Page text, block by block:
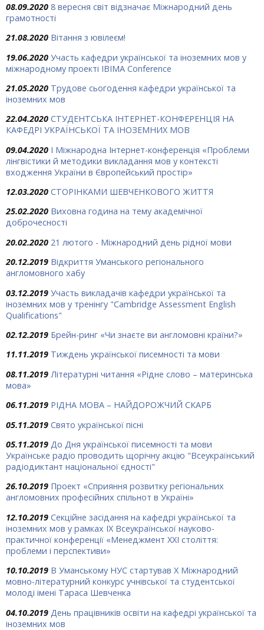
08.09.2020 8 вересня світ відзначає Міжнародний день
грамотності
21.08.2020 Вітання з ювілеєм!
19.06.2020 Участь кафедри української та іноземних мов у
міжнародному проекті IBIMA Conference
21.05.2020 Трудове сьогодення кафедри української та
іноземних мов
22.04.2020 СТУДЕНТСЬКА ІНТЕРНЕТ-КОНФЕРЕНЦІЯ НА
КАФЕДРІ УКРАЇНСЬКОЇ ТА ІНОЗЕМНИХ МОВ
09.04.2020 I Міжнародна Інтернет-конференція «Проблеми
лінгвістики й методики викладання мов у контексті
входження України в Європейський простір»
12.03.2020 СТОРІНКАМИ ШЕВЧЕНКОВОГО ЖИТТЯ
25.02.2020 Виховна година на тему академічної
доброчесності
20.02.2020 21 лютого - Міжнародний день рідної мови
20.12.2019 Відкриття Уманського регіонального
англомовного хабу
03.12.2019 Участь викладачів кафедри української та
іноземних мов у тренінгу "Cambridge Assessment English
Qualifications"
02.12.2019 Брейн-ринг «Чи знаєте ви англомовні країни?»
11.11.2019 Тиждень української писемності та мови
08.11.2019 Літературні читання «Рідне слово – материнська
мова»
06.11.2019 РІДНА МОВА – НАЙДОРОЖЧИЙ СКАРБ
05.11.2019 Свято української пісні
05.11.2019 До Дня української писемності та мови
Українське радіо проводить щорічну акцію "Всеукраїнський
радіодиктант національної єдності"
26.10.2019 Проект «Сприяння розвитку регіональних
англомовних професійних спільнот в Україні»
12.10.2019 Секційне засідання на кафедрі української та
іноземних мов у рамках ІХ Всеукраїнської науково-
практичної конференції «Менеджмент ХХІ століття:
проблеми і перспективи»
10.10.2019 В Уманському НУС стартував Х Міжнародний
мовно-літературний конкурс учнівської та студентської
молоді імені Тараса Шевченка
04.10.2019 День працівників освіти на кафедрі української та
іноземних мов